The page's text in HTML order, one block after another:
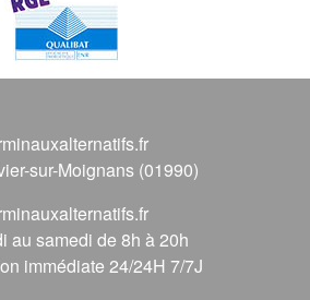
sur-Moignans (01990)
au samedi de 8h à 20h
immédiate 24/24H 7/7J